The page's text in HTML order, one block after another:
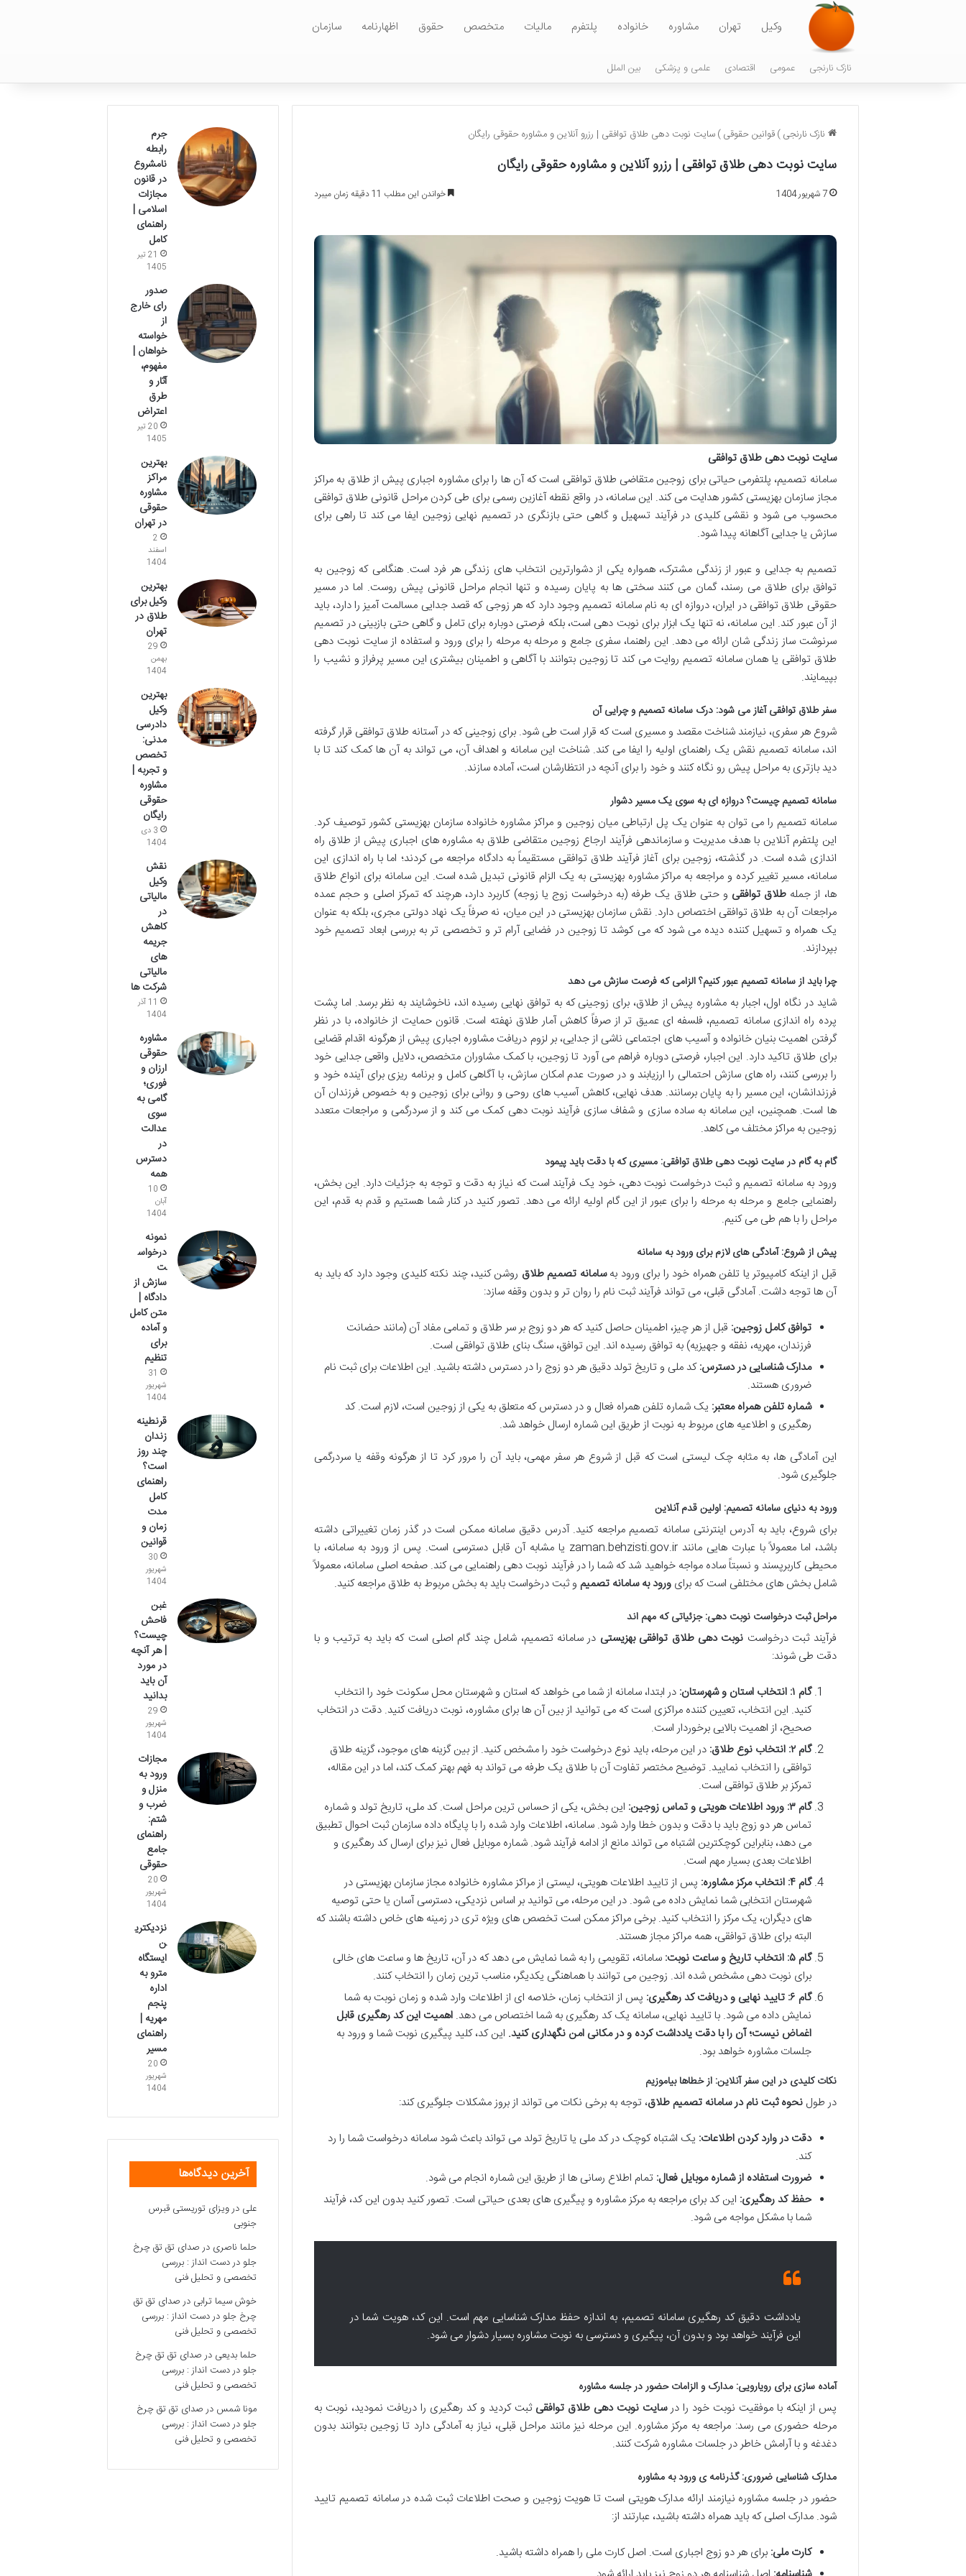
وکیل تهران مشاوره خانواده پلتفرم مالیات متخصص حقوق اظهارنامه سازمان
نازک نارنجی عمومی اقتصادی علمی و پزشکی بین الملل
نازک نارنجی ) قوانین حقوقی ) سایت نوبت دهی طلاق توافقی | رزرو آنلاین و مشاوره حقوقی رایگان
سایت نوبت دهی طلاق توافقی | رزرو آنلاین و مشاوره حقوقی رایگان
7 شهریور 1404 خواندن این مطلب 11 دقیقه زمان میبرد
سایت نوبت دهی طلاق توافقی
سامانه تصمیم، پلتفرمی حیاتی برای زوجین متقاضی طلاق توافقی است که آن ها را برای مشاوره اجباری پیش از طلاق به مراکز
مجاز سازمان بهزیستی کشور هدایت می کند. این سامانه، در واقع نقطه آغازین رسمی برای طی کردن مراحل قانونی طلاق توافقی
محسوب می شود و نقشی کلیدی در فرآیند تسهیل و گاهی حتی بازنگری در تصمیم نهایی زوجین ایفا می کند تا راهی برای
سازش یا جدایی آگاهانه پیدا شود.
تصمیم به جدایی و عبور از زندگی مشترک، همواره یکی از دشوارترین انتخاب های زندگی هر فرد است. هنگامی که زوجین به
توافق برای طلاق می رسند، گمان می کنند سختی ها به پایان رسیده و تنها انجام مراحل قانونی پیش روست. اما در مسیر
حقوقی طلاق توافقی در ایران، دروازه ای به نام سامانه تصمیم وجود دارد که هر زوجی که قصد جدایی مسالمت آمیز را دارد، باید
از آن عبور کند. این سامانه، نه تنها یک ابزار برای نوبت دهی است، بلکه فرصتی دوباره برای تامل و گاهی حتی بازبینی در تصمیم
سرنوشت ساز زندگی شان ارائه می دهد. این راهنما، سفری جامع و مرحله به مرحله را برای ورود و استفاده از سایت نوبت دهی
طلاق توافقی یا همان سامانه تصمیم روایت می کند تا زوجین بتوانند با آگاهی و اطمینان بیشتری این مسیر پرفراز و نشیب را
بپیمایند.
سفر طلاق توافقی آغاز می شود: درک سامانه تصمیم و چرایی آن
شروع هر سفری، نیازمند شناخت مقصد و مسیری است که قرار است طی شود. برای زوجینی که در آستانه طلاق توافقی قرار گرفته
اند، سامانه تصمیم نقش یک راهنمای اولیه را ایفا می کند. شناخت این سامانه و اهداف آن، می تواند به آن ها کمک کند تا با
دید بازتری به مراحل پیش رو نگاه کنند و خود را برای آنچه در انتظارشان است، آماده سازند.
سامانه تصمیم چیست؟ دروازه ای به سوی یک مسیر دشوار
سامانه تصمیم را می توان به عنوان یک پل ارتباطی میان زوجین و مراکز مشاوره خانواده سازمان بهزیستی کشور توصیف کرد.
این پلتفرم آنلاین با هدف مدیریت و سازماندهی فرآیند ارجاع زوجین متقاضی طلاق به مشاوره های اجباری پیش از طلاق راه
اندازی شده است. در گذشته، زوجین برای آغاز فرآیند طلاق توافقی مستقیماً به دادگاه مراجعه می کردند؛ اما با راه اندازی این
سامانه، مسیر تغییر کرده و مراجعه به مراکز مشاوره بهزیستی به یک الزام قانونی تبدیل شده است. این سامانه برای انواع طلاق
ها، از جمله طلاق توافقی و حتی طلاق یک طرفه (به درخواست زوج یا زوجه) کاربرد دارد، هرچند که تمرکز اصلی و حجم عمده
مراجعات آن به طلاق توافقی اختصاص دارد. نقش سازمان بهزیستی در این میان، نه صرفاً یک نهاد دولتی مجری، بلکه به عنوان
یک همراه و تسهیل کننده دیده می شود که می کوشد تا زوجین در فضایی آرام تر و تخصصی تر به بررسی ابعاد تصمیم خود
بپردازند.
چرا باید از سامانه تصمیم عبور کنیم؟ الزامی که فرصت سازش می دهد
شاید در نگاه اول، اجبار به مشاوره پیش از طلاق، برای زوجینی که به توافق نهایی رسیده اند، ناخوشایند به نظر برسد. اما پشت
پرده راه اندازی سامانه تصمیم، فلسفه ای عمیق تر از صرفاً کاهش آمار طلاق نهفته است. قانون حمایت از خانواده، با در نظر
گرفتن اهمیت بنیان خانواده و آسیب های اجتماعی ناشی از جدایی، بر لزوم دریافت مشاوره اجباری پیش از هرگونه اقدام قضایی
برای طلاق تاکید دارد. این اجبار، فرصتی دوباره فراهم می آورد تا زوجین، با کمک مشاوران متخصص، دلایل واقعی جدایی خود
را بررسی کنند، راه های سازش احتمالی را ارزیابند و در صورت عدم امکان سازش، با آگاهی کامل و برنامه ریزی برای آینده خود و
فرزندانشان، این مسیر را به پایان برسانند. هدف نهایی، کاهش آسیب های روحی و روانی برای زوجین و به خصوص فرزندان آن
ها است. همچنین، این سامانه به ساده سازی و شفاف سازی فرآیند نوبت دهی کمک می کند و از سردرگمی و مراجعات متعدد
زوجین به مراکز مختلف می کاهد.
گام به گام در سایت نوبت دهی طلاق توافقی: مسیری که با دقت باید پیمود
ورود به سامانه تصمیم و ثبت درخواست نوبت دهی، خود یک فرآیند است که نیاز به دقت و توجه به جزئیات دارد. این بخش،
راهنمایی جامع و مرحله به مرحله را برای عبور از این گام اولیه ارائه می دهد. تصور کنید در کنار شما هستیم و قدم به قدم، این
مراحل را با هم طی می کنیم.
پیش از شروع: آمادگی های لازم برای ورود به سامانه
قبل از اینکه کامپیوتر یا تلفن همراه خود را برای ورود بهسامانه تصمیم طلاق روشن کنید، چند نکته کلیدی وجود دارد که باید به
آن ها توجه داشت. آمادگی قبلی، می تواند فرآیند ثبت نام را روان تر و بدون وقفه سازد:
توافق کامل زوجین: قبل از هر چیز، اطمینان حاصل کنید که هر دو زوج بر سر طلاق و تمامی مفاد آن (مانند حضانت
فرزندان، مهریه، نفقه و جهیزیه) به توافق رسیده اند. این توافق، سنگ بنای طلاق توافقی است.
مدارک شناسایی در دسترس:کد ملی و تاریخ تولد دقیق هر دو زوج را در دسترس داشته باشید. این اطلاعات برای ثبت نام
ضروری هستند.
شماره تلفن همراه معتبر: یک شماره تلفن همراه فعال و در دسترس که متعلق به یکی از زوجین است، لازم است. کد
رهگیری و اطلاعیه های مربوط به نوبت از طریق این شماره ارسال خواهد شد.
این آمادگی ها، به مثابه چک لیستی است که قبل از شروع هر سفر مهمی، باید آن را مرور کرد تا از هرگونه وقفه یا سردرگمی
جلوگیری شود.
ورود به دنیای سامانه تصمیم: اولین قدم آنلاین
برای شروع، باید به آدرس اینترنتی سامانه تصمیم مراجعه کنید. آدرس دقیق سامانه ممکن است در گذر زمان تغییراتی داشته
باشد، اما معمولاً با عبارت هایی مانند zaman.behzisti.gov.ir یا مشابه آن قابل دسترسی است. پس از ورود به سامانه، با
محیطی کاربرپسند و نسبتاً ساده مواجه خواهید شد که شما را در فرآیند نوبت دهی راهنمایی می کند. صفحه اصلی سامانه، معمولاً
شامل بخش های مختلفی است که برایورود به سامانه تصمیم و ثبت درخواست باید به بخش مربوط به طلاق مراجعه کنید.
مراحل ثبت درخواست نوبت دهی: جزئیاتی که مهم اند
فرآیند ثبت درخواست نوبت دهی طلاق توافقی بهزیستی در سامانه تصمیم، شامل چند گام اصلی است که باید به ترتیب و با
دقت طی شوند:
گام ۱: انتخاب استان و شهرستان:
در ابتدا، سامانه از شما می خواهد که استان و شهرستان محل سکونت خود را انتخاب
کنید. این انتخاب، تعیین کننده مراکزی است که می توانید از بین آن ها برای مشاوره، نوبت دریافت کنید. دقت در انتخاب
صحیح، از اهمیت بالایی برخوردار است.
گام ۲: انتخاب نوع طلاق:
در این مرحله، باید نوع درخواست خود را مشخص کنید. از بین گزینه های موجود، گزینه طلاق
توافقی را انتخاب نمایید. توضیح مختصر تفاوت آن با طلاق یک طرفه می تواند به فهم بهتر کمک کند، اما در این مقاله،
تمرکز بر طلاق توافقی است.
گام ۳: ورود اطلاعات هویتی و تماس زوجین:
این بخش، یکی از حساس ترین مراحل است. کد ملی، تاریخ تولد و شماره
تماس هر دو زوج باید با دقت و بدون خطا وارد شود. سامانه، اطلاعات وارد شده را با پایگاه داده سازمان ثبت احوال تطبیق
می دهد، بنابراین کوچکترین اشتباه می تواند مانع از ادامه فرآیند شود. شماره موبایل فعال نیز برای ارسال کد رهگیری و
اطلاعات بعدی بسیار مهم است.
گام ۴: انتخاب مرکز مشاوره:
پس از تایید اطلاعات هویتی، لیستی از مراکز مشاوره خانواده مجاز سازمان بهزیستی در
شهرستان انتخابی شما نمایش داده می شود. در این مرحله، می توانید بر اساس نزدیکی، دسترسی آسان یا حتی توصیه
های دیگران، یک مرکز را انتخاب کنید. برخی مراکز ممکن است تخصص های ویژه تری در زمینه های خاص داشته باشند که
البته برای طلاق توافقی، همه مراکز مجاز هستند.
گام ۵: انتخاب تاریخ و ساعت نوبت:
سامانه، تقویمی را به شما نمایش می دهد که در آن، تاریخ ها و ساعت های خالی
برای نوبت دهی مشخص شده اند. زوجین می توانند با هماهنگی یکدیگر، مناسب ترین زمان را انتخاب کنند.
گام ۶: تایید نهایی و دریافت کد رهگیری:
پس از انتخاب زمان، خلاصه ای از اطلاعات وارد شده و زمان نوبت به شما
نمایش داده می شود. با تایید نهایی، سامانه یک کد رهگیری به شما اختصاص می دهد.اهمیت این کد رهگیری قابل
اغماض نیست؛ آن را با دقت یادداشت کرده و در مکانی امن نگهداری کنید. این کد، کلید پیگیری نوبت شما و ورود به
جلسات مشاوره خواهد بود.
نکات کلیدی در این سفر آنلاین: از خطاها بیاموزیم
در طولنحوه ثبت نام در سامانه تصمیم طلاق، توجه به برخی نکات می تواند از بروز مشکلات جلوگیری کند:
دقت در وارد کردن اطلاعات: یک اشتباه کوچک در کد ملی یا تاریخ تولد می تواند باعث شود سامانه درخواست شما را رد
کند.
ضرورت استفاده از شماره موبایل فعال: تمام اطلاع رسانی ها از طریق این شماره انجام می شود.
حفظ کد رهگیری: این کد برای مراجعه به مرکز مشاوره و پیگیری های بعدی حیاتی است. تصور کنید بدون این کد، فرآیند
شما با مشکل مواجه می شود.
یادداشت دقیق کد رهگیری سامانه تصمیم، به اندازه حفظ مدارک شناسایی مهم است. این کد، هویت شما در
این فرآیند خواهد بود و بدون آن، پیگیری و دسترسی به نوبت مشاوره بسیار دشوار می شود.
آماده سازی برای رویارویی: مدارک و الزامات حضور در جلسه مشاوره
پس از اینکه با موفقیت نوبت خود را درسایت نوبت دهی طلاق توافقی ثبت کردید و کد رهگیری را دریافت نمودید، نوبت به
مرحله حضوری می رسد: مراجعه به مرکز مشاوره. این مرحله نیز مانند مراحل قبلی، نیاز به آمادگی دارد تا زوجین بتوانند بدون
دغدغه و با آرامش خاطر در جلسات مشاوره شرکت کنند.
مدارک شناسایی ضروری: گذرنامه ی ورود به مشاوره
حضور در جلسه مشاوره نیازمند ارائه مدارک هویتی است تا هویت زوجین و صحت اطلاعات ثبت شده در سامانه تصمیم تایید
شود. مدارک اصلی که باید همراه داشته باشید، عبارتند از:
کارت ملی: برای هر دو زوج اجباری است. اصل کارت ملی را همراه داشته باشید.
جرم
رابطه
نامشروع
در قانون
مجازات
اسلامی |
راهنمای
کامل
21 تیر
1405
صدور
رای خارج
از
خواسته
خواهان |
مفهوم،
آثار و
طرق
اعتراض
20 تیر
1405
بهترین
مراکز
مشاوره
حقوقی
در تهران
2
اسفند
1404
بهترین
وکیل برای
طلاق در
تهران
29
بهمن
1404
بهترین
وکیل
دادرسی
مدنی:
تخصص
و تجربه |
مشاوره
حقوقی
رایگان
3 دی
1404
نقش
وکیل
مالیاتی
در
کاهش
جریمه
های
مالیاتی
شرکت ها
11 آذر
1404
مشاوره
حقوقی
ارزان و
فوری؛
گامی به
سوی
عدالت
در
دسترس
همه
10
آبان
1404
نمونه
درخواس
ت
سازش از
دادگاه |
متن کامل
و آماده
برای
تنظیم
31
شهریور
1404
قرنطینه
زندان
چند روز
است؟
راهنمای
کامل
مدت
زمان و
قوانین
30
شهریور
1404
غبن
فاحش
چیست؟
| هر آنچه
در مورد
آن باید
بدانید
29
شهریور
1404
مجازات
ورود به
منزل و
ضرب و
شتم:
راهنمای
جامع
حقوقی
20
شهریور
1404
نزدیکتری
ن
ایستگاه
مترو به
اداره
پنجم
مهریه |
راهنمای
مسیر
20
شهریور
1404
آخرین دیدگاه‌ها
علی درویزای توریستی قبرس
جنوبی
حلما ناصری درصدای تق تق چرخ
جلو در دست انداز : بررسی
تخصصی و تحلیل فنی
خوش سیما ترابی درصدای تق تق
چرخ جلو در دست انداز : بررسی
تخصصی و تحلیل فنی
حلما بدیعی درصدای تق تق چرخ
جلو در دست انداز : بررسی
تخصصی و تحلیل فنی
مونا شمس درصدای تق تق چرخ
جلو در دست انداز : بررسی
تخصصی و تحلیل فنی